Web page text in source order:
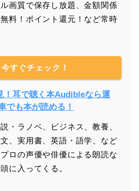
画質で保存し放題、金額関係
料！ポイント還元！など常時
今すぐチェック！
！耳で聴く本Audibleなら運
でも本が読める！
・ラノベ、ビジネス、教養、
、実用書、英語・語学、など
ロの声優や俳優による朗読な
に入ってくる。